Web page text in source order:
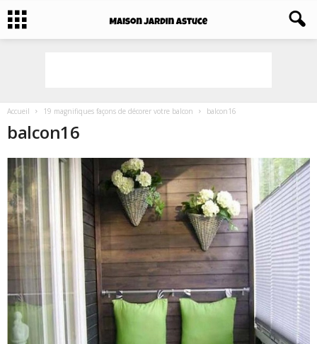
Accueil 19 magnifiques façons de décorer votre balcon balcon16
balcon16